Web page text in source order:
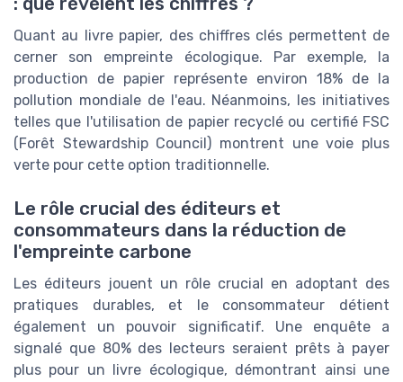
Quant au livre papier, des chiffres clés permettent de
cerner son empreinte écologique. Par exemple, la
production de papier représente environ 18% de la
pollution mondiale de l'eau. Néanmoins, les initiatives
telles que l'utilisation de papier recyclé ou certifié FSC
(Forêt Stewardship Council) montrent une voie plus
verte pour cette option traditionnelle.
Le rôle crucial des éditeurs et
consommateurs dans la réduction de
l'empreinte carbone
Les éditeurs jouent un rôle crucial en adoptant des
pratiques durables, et le consommateur détient
également un pouvoir significatif. Une enquête a
signalé que 80% des lecteurs seraient prêts à payer
plus pour un livre écologique, démontrant ainsi une